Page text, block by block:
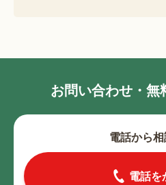
お問い合わせ・無
電話から
電話を